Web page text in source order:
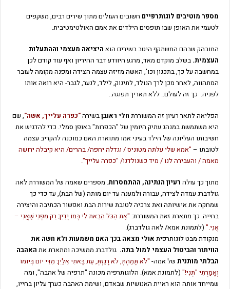
מספר מוטיבים לוגותרפיים חשובים העולים מתוך שירים רבים, משקפים
לטעמי את האופן שבו תופסים הילדים את אמם האולטימטיבית.
המובהק שבהם המשתקף היטב בשירים הוא היציאה מעצמי וההתעלות
העצמית. בשלב מוקדם מאד, מרגע היוודע דבר ההיריון ואף עוד קודם לכן
במחשבה על כך, בתכנון וכו', האשה מזיזה עצמה הצידה ומפנה מקומה לעובר
המתהווה, לאחר מכן לרך הנולד, לתינוק, לילד, לנער, לגבר- היא רואה אותו
לפניה. כך זה לעולם.. ללא תאריך תפוגה..
הפליאה לתאר רעיון זה המשוררת חלי ראובןבשירה"כפרה עלייך, אשה", שם
היא משתמשת במנהג עתיק היומין של "הכפרות" באופן סמלי. כדי להדגיש את
חשיבותו העליונה של הילד בעיני אמו מתוארת האם כמוכנה להקריב עצמה
לטובתו – "אמא שלי עלתה מטוניס / וגדלה יחפה/ בהרים/ היא קיבלה ירושה
מאמה / והעבירה לנו / מיד כשנולדנו/ "כפרה עלייך".
מתוך כך עולה רעיון הנתינה, ההתמסרות. מספרים שאמה של המשוררת לאה
גולדברג עמדה לצידה, עבורה ולמענה עד יום מותה (של הבת), עד כדי כך
שמחקה את אישיותה ואת צרכיה לטובת שירות הבת ואפשור הכתיבה והיצירה
בחייה. כך מתארת זאת המשוררת: "אֶת הַכֹּל הֵבֵאת לִי בְּמוֹ יָדַיִךְ רַק מִפְּנֵי שֶׁאֲנִי –
אֲנִי." (לתמונת אמא/ לאה גולדברג).
מנקודת מבט לוגותרפית אולי מצאה בכך האם משמעות ולא חשה את
הוויתור והביטול העצמי למול בתה. גולדברג ממשיכה ומתארת את האהבה
הבלתי מותנית של אמה- "לֹא תָּמַהְתְּ, לֹא רָגַזְתְּ, עֵת בָּאתִי אֵלַיִךְ מִדֵּי יוֹם בְּיוֹמוֹ
וְאָמַרְתִי "תְּנִי!" (לתמונת אמא). הלוגותרפיה מכונה "תרפיה של אהבה", ומה
שמייחד אותה הוא ראיית האנושיות שבאדם, ושימת האהבה כערך עליון בחייו,